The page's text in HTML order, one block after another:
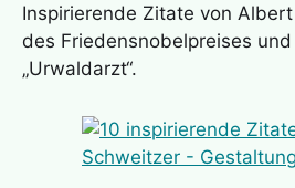
Inspirierende Zitate von
des Friedensnobelpreises
„Urwaldarzt“.